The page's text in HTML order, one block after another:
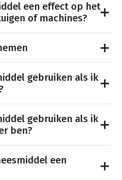
een effect op het
of machines?
gebruiken als ik
gebruiken als ik
ben?
een